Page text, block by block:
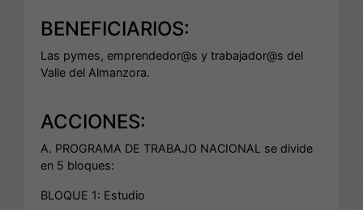
BENEFICIARIOS:
Las pymes, emprendedor@s y trabajador@s del
Valle del Almanzora.
ACCIONES:
A. PROGRAMA DE TRABAJO NACIONAL se divide
en 5 bloques:
BLOQUE 1: Estudio